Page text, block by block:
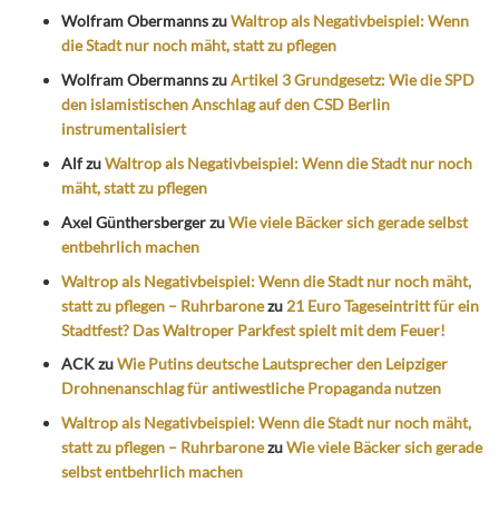
Wolfram ObermannszuWaltrop als Negativbeispiel: Wenn
die Stadt nur noch mäht, statt zu pflegen
Wolfram ObermannszuArtikel 3 Grundgesetz: Wie die SPD
den islamistischen Anschlag auf den CSD Berlin
instrumentalisiert
AlfzuWaltrop als Negativbeispiel: Wenn die Stadt nur noch
mäht, statt zu pflegen
Axel GünthersbergerzuWie viele Bäcker sich gerade selbst
entbehrlich machen
Waltrop als Negativbeispiel: Wenn die Stadt nur noch mäht,
statt zu pflegen – Ruhrbaronezu 21 Euro Tageseintritt für ein
Stadtfest? Das Waltroper Parkfest spielt mit dem Feuer!
ACKzuWie Putins deutsche Lautsprecher den Leipziger
Drohnenanschlag für antiwestliche Propaganda nutzen
Waltrop als Negativbeispiel: Wenn die Stadt nur noch mäht,
statt zu pflegen – RuhrbaronezuWie viele Bäcker sich gerade
selbst entbehrlich machen